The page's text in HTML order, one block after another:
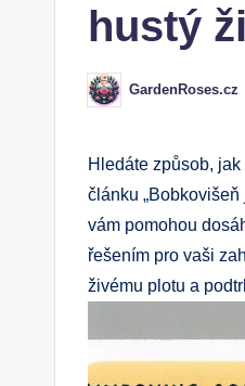
hustý
Posted
by
GardenRoses.cz
Hledáte způsob,
článku
vám pomohou
řešením pro vaši
živému plotu a